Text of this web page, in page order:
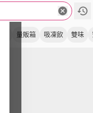
量販箱 吸凍飲 雙味